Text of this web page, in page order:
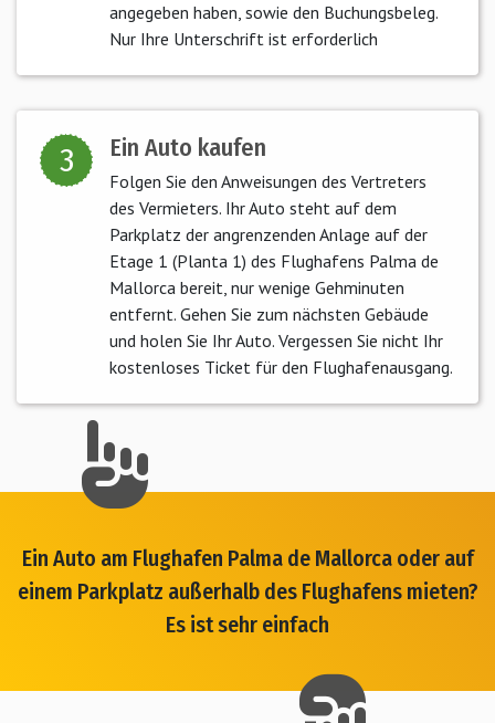
angegeben haben, sowie den Buchungsbeleg.
Nur Ihre Unterschrift ist erforderlich
3 Ein Auto kaufen
Folgen Sie den Anweisungen des Vertreters
des Vermieters. Ihr Auto steht auf dem
Parkplatz der angrenzenden Anlage auf der
Etage 1 (Planta 1) des Flughafens Palma de
Mallorca bereit, nur wenige Gehminuten
entfernt. Gehen Sie zum nächsten Gebäude
und holen Sie Ihr Auto. Vergessen Sie nicht Ihr
kostenloses Ticket für den Flughafenausgang.
Ein Auto am Flughafen Palma de Mallorca oder auf
einem Parkplatz außerhalb des Flughafens mieten?
Es ist sehr einfach